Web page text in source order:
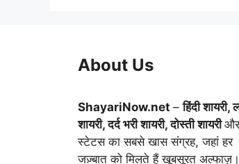
About Us
ShayariNow.net –हिंदी शायरी,
शायरी, दर्द भरी शायरी, दोस्ती शायरीऔर
स्टेटस का सबसे खास संग्रह, जहां हर
जज़्बात को मिलते हैं खूबसूरत अल्फाज़।